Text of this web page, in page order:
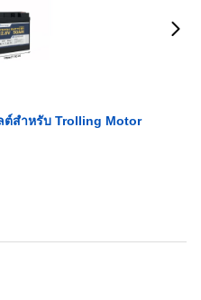
ต์สำหรับ Trolling Motor